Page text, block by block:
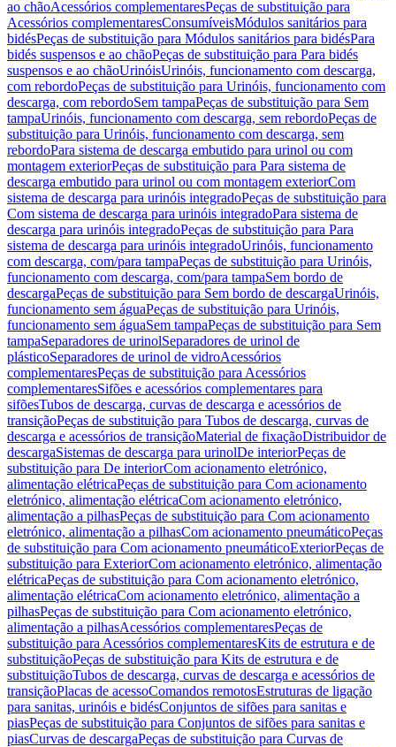
ao chãoAcessórios complementaresPeças de substituição para
Acessórios complementaresConsumíveisMódulos sanitários para
bidésPeças de substituição para Módulos sanitários para bidésPara
bidés suspensos e ao chãoPeças de substituição para Para bidés
suspensos e ao chãoUrinóisUrinóis, funcionamento com descarga,
com rebordoPeças de substituição para Urinóis, funcionamento com
descarga, com rebordoSem tampaPeças de substituição para Sem
tampaUrinóis, funcionamento com descarga, sem rebordoPeças de
substituição para Urinóis, funcionamento com descarga, sem
rebordoPara sistema de descarga embutido para urinol ou com
montagem exteriorPeças de substituição para Para sistema de
descarga embutido para urinol ou com montagem exteriorCom
sistema de descarga para urinóis integradoPeças de substituição para
Com sistema de descarga para urinóis integradoPara sistema de
descarga para urinóis integradoPeças de substituição para Para
sistema de descarga para urinóis integradoUrinóis, funcionamento
com descarga, com/para tampaPeças de substituição para Urinóis,
funcionamento com descarga, com/para tampaSem bordo de
descargaPeças de substituição para Sem bordo de descargaUrinóis,
funcionamento sem águaPeças de substituição para Urinóis,
funcionamento sem águaSem tampaPeças de substituição para Sem
tampaSeparadores de urinolSeparadores de urinol de
plásticoSeparadores de urinol de vidroAcessórios
complementaresPeças de substituição para Acessórios
complementaresSifões e acessórios complementares para
sifõesTubos de descarga, curvas de descarga e acessórios de
transiçãoPeças de substituição para Tubos de descarga, curvas de
descarga e acessórios de transiçãoMaterial de fixaçãoDistribuidor de
descargaSistemas de descarga para urinolDe interiorPeças de
substituição para De interiorCom acionamento eletrónico,
alimentação elétricaPeças de substituição para Com acionamento
eletrónico, alimentação elétricaCom acionamento eletrónico,
alimentação a pilhasPeças de substituição para Com acionamento
eletrónico, alimentação a pilhasCom acionamento pneumáticoPeças
de substituição para Com acionamento pneumáticoExteriorPeças de
substituição para ExteriorCom acionamento eletrónico, alimentação
elétricaPeças de substituição para Com acionamento eletrónico,
alimentação elétricaCom acionamento eletrónico, alimentação a
pilhasPeças de substituição para Com acionamento eletrónico,
alimentação a pilhasAcessórios complementaresPeças de
substituição para Acessórios complementaresKits de estrutura e de
substituiçãoPeças de substituição para Kits de estrutura e de
substituiçãoTubos de descarga, curvas de descarga e acessórios de
transiçãoPlacas de acessoComandos remotosEstruturas de ligação
para sanitas, urinóis e bidésConjuntos de sifões para sanitas e
piasPeças de substituição para Conjuntos de sifões para sanitas e
piasCurvas de descargaPeças de substituição para Curvas de